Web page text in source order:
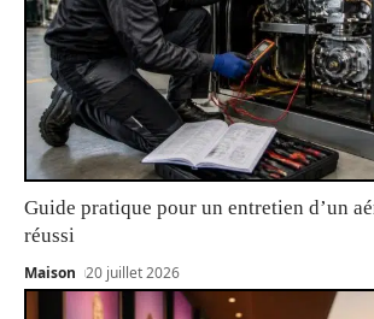
Guide pratique pour un entretien d’un
réussi
Maison 20 juillet 2026